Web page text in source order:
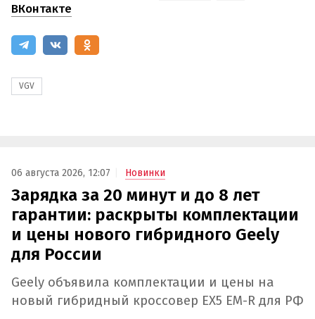
ВКонтакте
VGV
06 августа 2026, 12:07 Новинки
Зарядка за 20 минут и до 8 лет
гарантии: раскрыты комплектации
и цены нового гибридного Geely
для России
Geely объявила комплектации и цены на
новый гибридный кроссовер EX5 EM-R для РФ